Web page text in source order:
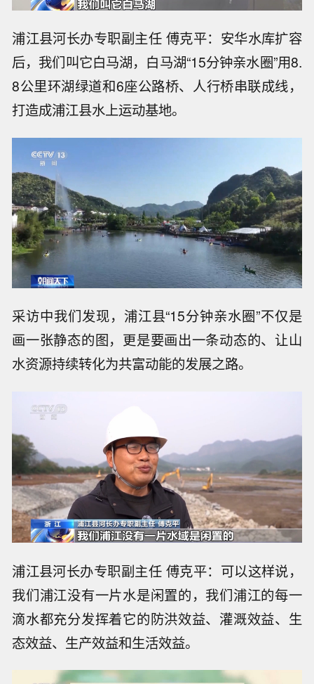
浦江县河长办专职副主任 傅克平：安华水库扩容
后，我们叫它白马湖，白马湖“15分钟亲水圈”用8.
8公里环湖绿道和6座公路桥、人行桥串联成线，
打造成浦江县水上运动基地。
采访中我们发现，浦江县“15分钟亲水圈”不仅是
画一张静态的图，更是要画出一条动态的、让山
水资源持续转化为共富动能的发展之路。
浦江县河长办专职副主任 傅克平：可以这样说，
我们浦江没有一片水是闲置的，我们浦江的每一
滴水都充分发挥着它的防洪效益、灌溉效益、生
态效益、生产效益和生活效益。